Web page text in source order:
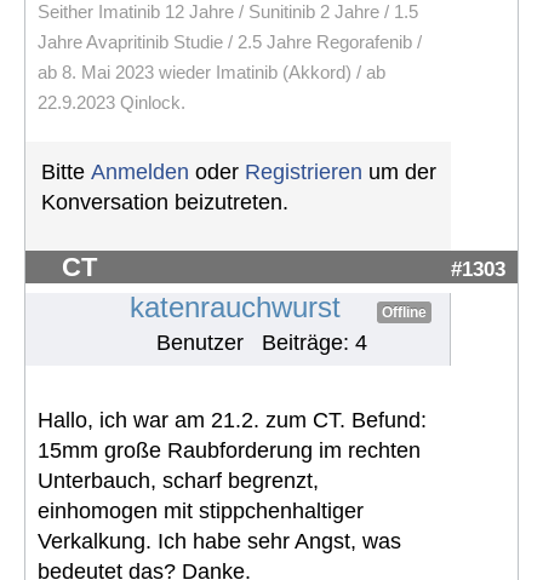
Seither Imatinib 12 Jahre / Sunitinib 2 Jahre / 1.5
Jahre Avapritinib Studie / 2.5 Jahre Regorafenib /
ab 8. Mai 2023 wieder Imatinib (Akkord) / ab
22.9.2023 Qinlock.
Bitte Anmelden oder Registrieren um der
Konversation beizutreten.
CT #1303
katenrauchwurst Offline
Benutzer Beiträge: 4
Hallo, ich war am 21.2. zum CT. Befund:
15mm große Raubforderung im rechten
Unterbauch, scharf begrenzt,
einhomogen mit stippchenhaltiger
Verkalkung. Ich habe sehr Angst, was
bedeutet das? Danke.